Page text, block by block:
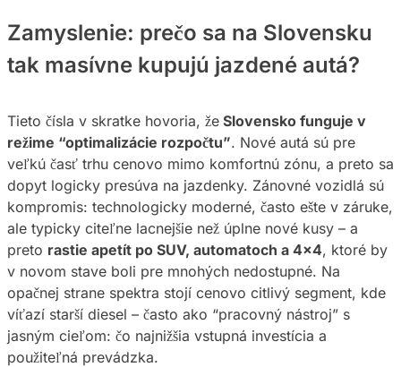
Zamyslenie: prečo sa na Slovensku
tak masívne kupujú jazdené autá?
Tieto čísla v skratke hovoria, že Slovensko funguje v
režime “optimalizácie rozpočtu”. Nové autá sú pre
veľkú časť trhu cenovo mimo komfortnú zónu, a preto sa
dopyt logicky presúva na jazdenky. Zánovné vozidlá sú
kompromis: technologicky moderné, často ešte v záruke,
ale typicky citeľne lacnejšie než úplne nové kusy – a
preto rastie apetít po SUV, automatoch a 4×4, ktoré by
v novom stave boli pre mnohých nedostupné. Na
opačnej strane spektra stojí cenovo citlivý segment, kde
víťazí starší diesel – často ako “pracovný nástroj” s
jasným cieľom: čo najnižšia vstupná investícia a
použiteľná prevádzka.